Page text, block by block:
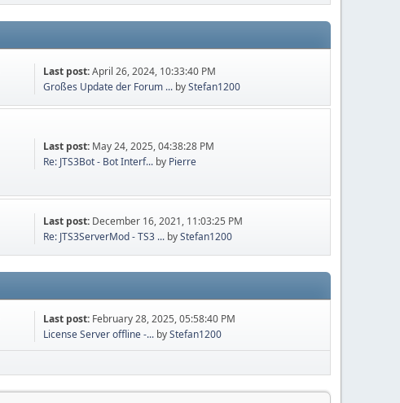
Last post:April 26, 2024, 10:33:40 PM
Großes Update der Forum ... byStefan1200
Last post: May 24, 2025, 04:38:28 PM
Re: JTS3Bot - Bot Interf... by Pierre
Last post: December 16, 2021, 11:03:25 PM
Re: JTS3ServerMod - TS3 ... byStefan1200
Last post: February 28, 2025, 05:58:40 PM
License Server offline -... byStefan1200